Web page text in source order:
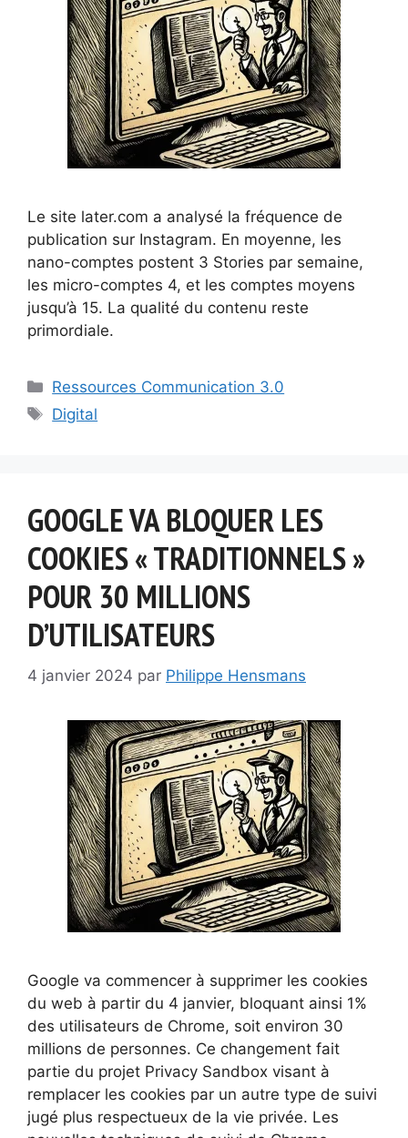
Le site later.com a analysé la fréquence de
publication sur Instagram. En moyenne, les
nano-comptes postent 3 Stories par semaine,
les micro-comptes 4, et les comptes moyens
jusqu’à 15. La qualité du contenu reste
primordiale.
Catégories
Ressources Communication 3.0
Étiquettes
Digital
GOOGLE VA BLOQUER LES
COOKIES « TRADITIONNELS »
POUR 30 MILLIONS
D’UTILISATEURS
4 janvier 2024 par Philippe Hensmans
Google va commencer à supprimer les cookies
du web à partir du 4 janvier, bloquant ainsi 1%
des utilisateurs de Chrome, soit environ 30
millions de personnes. Ce changement fait
partie du projet Privacy Sandbox visant à
remplacer les cookies par un autre type de suivi
jugé plus respectueux de la vie privée. Les